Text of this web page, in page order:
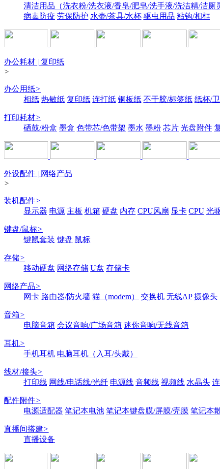
清洁用品（洗衣粉/洗衣液/香皂/肥皂/洗手液/洗洁精/洁厕
病毒防疫 劳保防护 水壶/茶具/水杯 驱虫用品 粘钩/相框
办公耗材 | 复印纸
>
办公用纸>
相纸 热敏纸 复印纸 连打纸 铜板纸 不干胶/标签纸 纸杯/
打印耗材>
硒鼓/粉盒 墨盒 色带芯/色带架 墨水 墨粉 芯片 光盘附件
外设配件 | 网络产品
>
装机配件>
显示器 电源 主板 机箱 硬盘 内存 CPU风扇 显卡 CPU 光
键盘/鼠标>
键鼠套装 键盘 鼠标
存储>
移动硬盘 网络存储 U盘 存储卡
网络产品>
网卡 路由器/防火墙 猫（modem） 交换机 无线AP 摄像头
音箱>
电脑音箱 会议音响/广场音箱 迷你音响/无线音箱
耳机>
手机耳机 电脑耳机（入耳/头戴）
线材/接头>
打印线 网线/电话线/光纤 电源线 音频线 视频线 水晶头
配件附件>
电源适配器 笔记本电池 笔记本键盘膜/屏膜/壳膜 笔记本
直播间搭建>
直播设备